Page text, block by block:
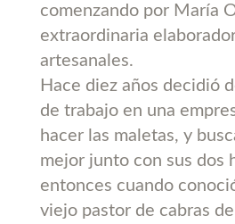
comenzando por María
extraordinaria
artesanales.
Hace diez años decidió
de trabajo en una
hacer las maletas, y
mejor junto con sus dos
entonces cuando
viejo pastor de cabras